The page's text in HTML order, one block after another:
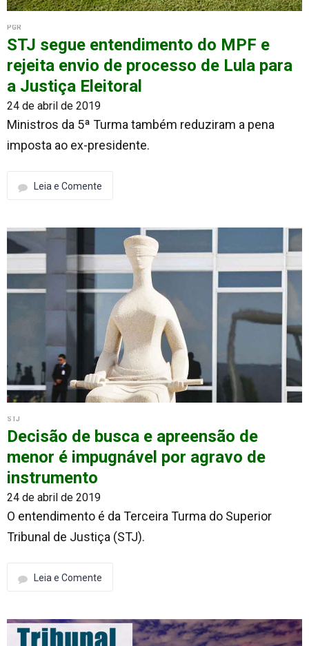
PGR
STJ segue entendimento do MPF e
rejeita envio de processo de Lula para
a Justiça Eleitoral
24 de abril de 2019
Ministros da 5ª Turma também reduziram a pena
imposta ao ex-presidente.
Leia e Comente
STJ
Decisão de busca e apreensão de
menor é impugnável por agravo de
instrumento
24 de abril de 2019
O entendimento é da Terceira Turma do Superior
Tribunal de Justiça (STJ).
Leia e Comente